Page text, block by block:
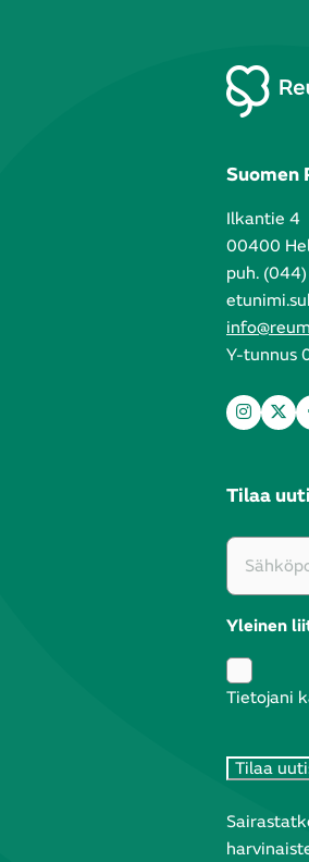
Ilkantie 4
00400
puh.
Y-tunnus
Tilaa
Yleinen
Tietojani